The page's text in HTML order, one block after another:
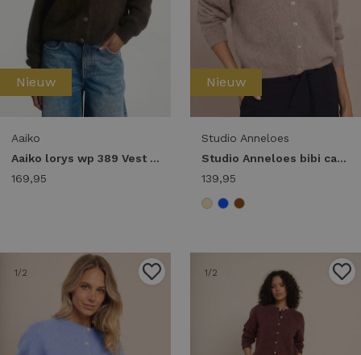
Nieuw
Aaiko
Aaiko lorys wp 389 Vest 190913 fudge
169,95
Nieuw
Studio Anneloes
Studio Anneloes bibi cardigan 14402 Vest 2200 latte
139,95
1/2 1/2